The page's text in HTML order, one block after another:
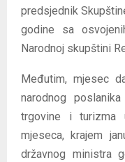
predsjednik
godine sa
Narodnoj skupštini
Međutim, mjesec
narodnog
trgovine i turizma
mjeseca, krajem
državnog ministra